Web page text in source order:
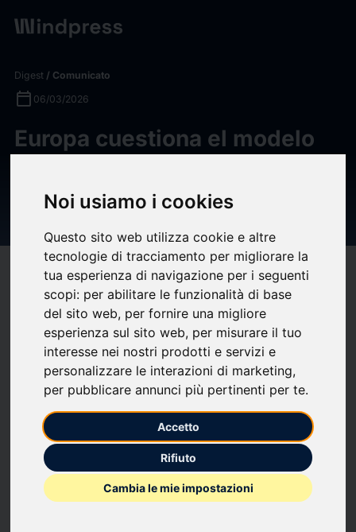
Noi usiamo i cookies
Questo sito web utilizza cookie e altre
tecnologie di tracciamento per migliorare la
tua esperienza di navigazione per i seguenti
scopi: per abilitare le funzionalità di base
del sito web, per fornire una migliore
esperienza sul sito web, per misurare il tuo
interesse nei nostri prodotti e servizi e
personalizzare le interazioni di marketing,
per pubblicare annunci più pertinenti per te.
Accetto
Rifiuto
Cambia le mie impostazioni
Digest/ Comunicato
calendar_today 06/03/2026
Europa cuestiona el modelo
la comisión pura? —
Compatibilità help
(0)bookmark_borderupload Condividi
Publicado enCinco Díasel 06-03-2026
06-03-2026 — CM/2026/035
La Autoridad Europea de Valores y Mercados (ESMA por sus
siglas en inglés) publicó el pasado 23 de febrero una
respuesta en su documento de preguntas frecuentes (Q&A, en
siglas inglesas) sobre las normas de remuneración aplicables a
los agentes vinculados de los bancos y empresas de servicios
de inversión en la comercialización de instrumentos financieros